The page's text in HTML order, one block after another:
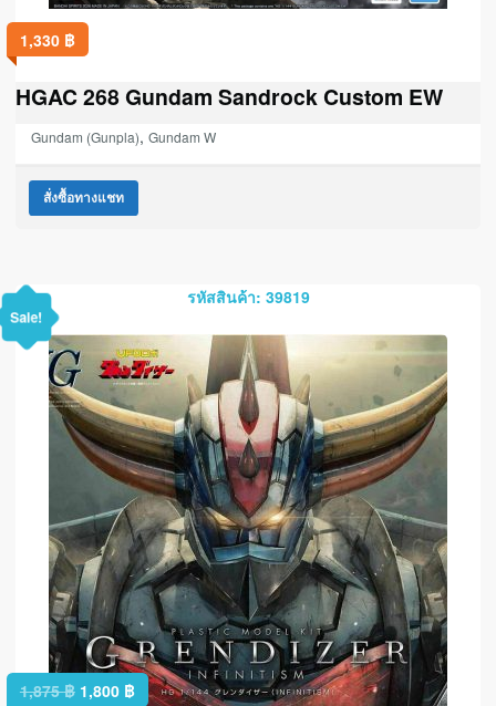
1,330 ฿
HGAC 268 Gundam Sandrock Custom EW
Gundam (Gunpla), Gundam W
สั่งซื้อทางแชท
รหัสสินค้า: 39819
Sale!
1,875฿ 1,800 ฿